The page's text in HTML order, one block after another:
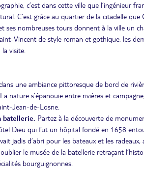
c’est dans cette ville que l’ingénieur
C’est grâce au quartier de la citadelle
ses nombreuses tours donnent à la ville un
Vincent de style roman et gothique, les
visite.
une ambiance pittoresque de bord de
nature s’épanouie entre rivières et
Jean-de-Losne.
batellerie. Partez à la découverte de
Dieu qui fut un hôpital fondé en 1658
jadis d’abri pour les bateaux et les radeaux,
le musée de la batellerie retraçant
bourguignonnes.